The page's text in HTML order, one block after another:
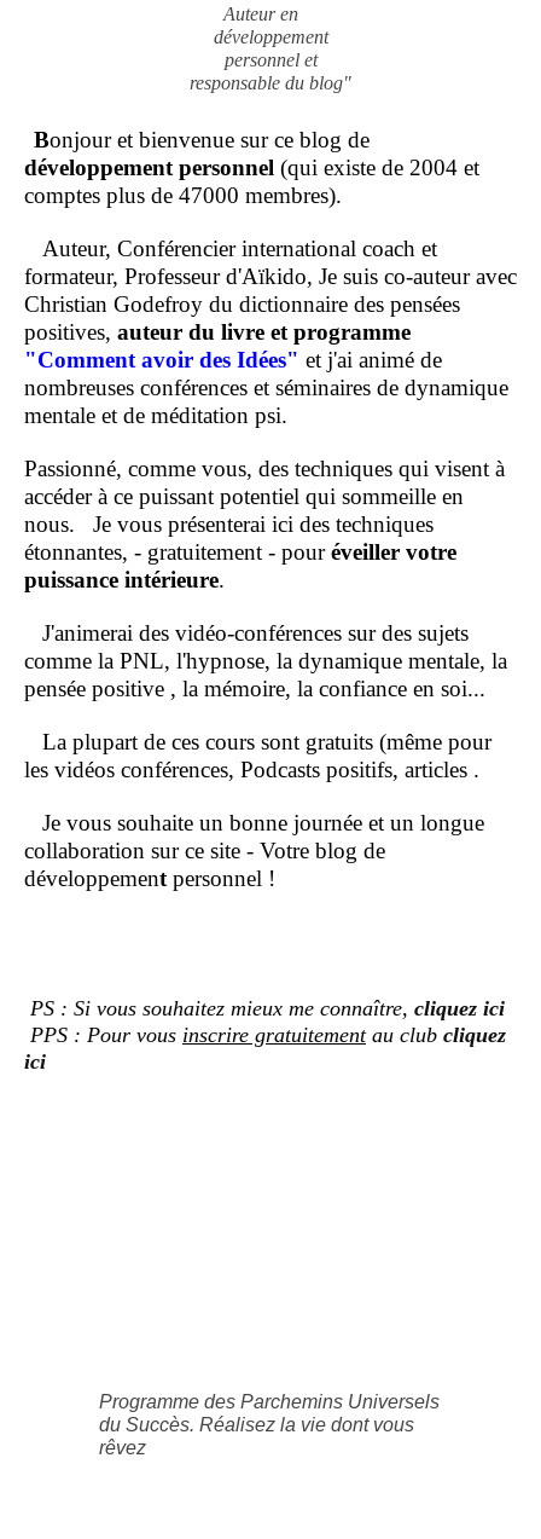
Auteur en
développement
personnel et
responsable du blog"
Bonjour et bienvenue sur ce blog de
développement personnel (qui existe de 2004 et
comptes plus de 47000 membres).
Auteur, Conférencier international coach et
formateur, Professeur d'Aïkido, Je suis co-auteur avec
Christian Godefroy du dictionnaire des pensées
positives, auteur du livre et programme
"Comment avoir des Idées" et j'ai animé de
nombreuses conférences et séminaires de dynamique
mentale et de méditation psi.
Passionné, comme vous, des techniques qui visent à
accéder à ce puissant potentiel qui sommeille en
nous. Je vous présenterai ici des techniques
étonnantes, - gratuitement - pouréveiller votre
puissance intérieure.
J'animerai des vidéo-conférences sur des sujets
comme la PNL, l'hypnose, la dynamique mentale, la
pensée positive , la mémoire, la confiance en soi...
La plupart de ces cours sont gratuits (même pour
les vidéos conférences, Podcasts positifs, articles .
Je vous souhaite un bonne journée et un longue
collaboration sur ce site - Votre blog de
développement personnel !
PS : Si vous souhaitez mieux me connaître, cliquez ici
PPS : Pour vous inscrire gratuitementau club cliquez
ici
Programme des Parchemins Universels
du Succès. Réalisez la vie dont vous
rêvez